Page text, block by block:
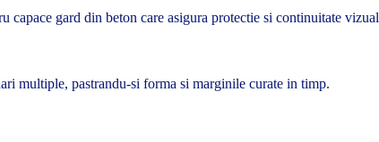
gard din beton care asigura protectie si continuitate
multiple, pastrandu-si forma si marginile curate in timp.